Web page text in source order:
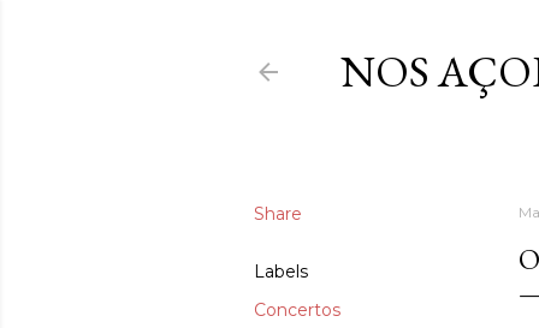
NOS
Share
Labels
Concertos